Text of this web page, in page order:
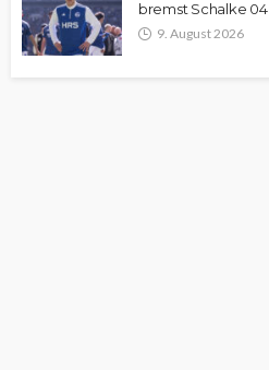
bremst Schalke 04
9. August 2026